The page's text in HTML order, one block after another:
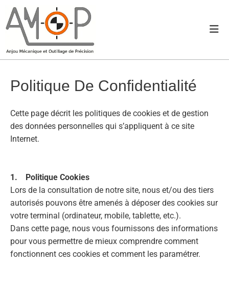
Politique De Confidentialité
Cette page décrit les politiques de cookies et de gestion
des données personnelles qui s’appliquent à ce site
Internet.
1. Politique Cookies
Lors de la consultation de notre site, nous et/ou des tiers
autorisés pouvons être amenés à déposer des cookies sur
votre terminal (ordinateur, mobile, tablette, etc.).
Dans cette page, nous vous fournissons des informations
pour vous permettre de mieux comprendre comment
fonctionnent ces cookies et comment les paramétrer.